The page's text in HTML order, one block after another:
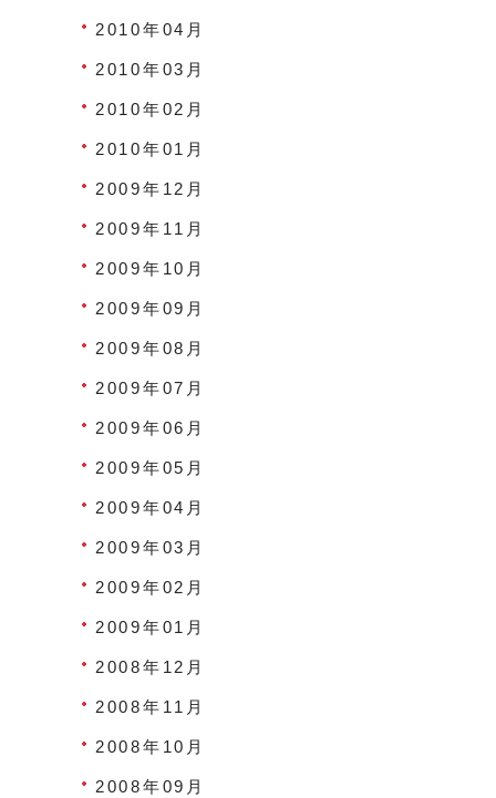
2010年04月
2010年03月
2010年02月
2010年01月
2009年12月
2009年11月
2009年10月
2009年09月
2009年08月
2009年07月
2009年06月
2009年05月
2009年04月
2009年03月
2009年02月
2009年01月
2008年12月
2008年11月
2008年10月
2008年09月